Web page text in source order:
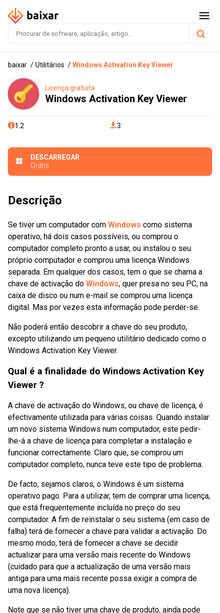
baixar Utilitários Windows Activation Key Viewer
Licença gratuita
Windows Activation Key Viewer
1.2 3
DESCARREGAR
Grátis
Descrição
Se tiver um computador com Windows como sistema
operativo, há dois casos possíveis, ou comprou o
computador completo pronto a usar, ou instalou o seu
próprio computador e comprou uma licença Windows
separada. Em qualquer dos casos, tem o que se chama a
chave de activação do Windows, quer presa no seu PC, na
caixa de disco ou num e-mail se comprou uma licença
digital. Mas por vezes esta informação pode perder-se.
Não poderá então descobrir a chave do seu produto,
excepto utilizando um pequeno utilitário dedicado como o
Windows Activation Key Viewer.
Qual é a finalidade do Windows Activation Key
Viewer ?
A chave de activação do Windows, ou chave de licença, é
efectivamente utilizada para várias coisas. Quando instalar
um novo sistema Windows num computador, este pedir-
lhe-á a chave de licença para completar a instalação e
funcionar correctamente. Claro que, se comprou um
computador completo, nunca teve este tipo de problema.
De facto, sejamos claros, o Windows é um sistema
operativo pago. Para a utilizar, tem de comprar uma licença,
que está frequentemente incluída no preço do seu
computador. A fim de reinstalar o seu sistema (em caso de
falha) terá de fornecer a chave para validar a activação. Do
mesmo modo, terá de fornecer a chave se decidir
actualizar para uma versão mais recente do Windows
(cuidado para que a actualização de uma versão mais
antiga para uma mais recente possa exigir a compra de
uma nova licença).
Note que se não tiver uma chave de produto, ainda pode